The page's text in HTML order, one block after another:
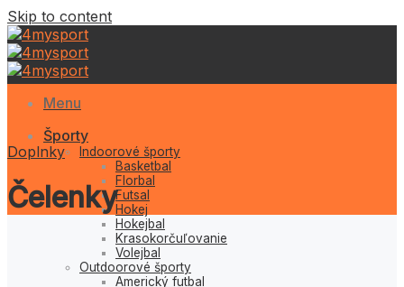
Skip to content
Menu
Športy
Indoorové športy
Basketbal
Florbal
Futsal
Hokej
Hokejbal
Krasokorčuľovanie
Volejbal
Outdoorové športy
Americký futbal
Doplnky
Čelenky